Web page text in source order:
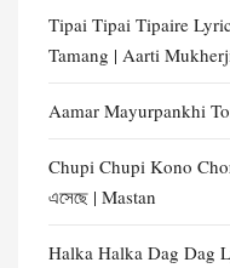
Tipai Tipai Tipaire Lyrics
Tamang | Aarti
Aamar Mayurpankhi
Chupi Chupi Kono Chor
এসেছে | Mastan
Halka Halka Dag Dag